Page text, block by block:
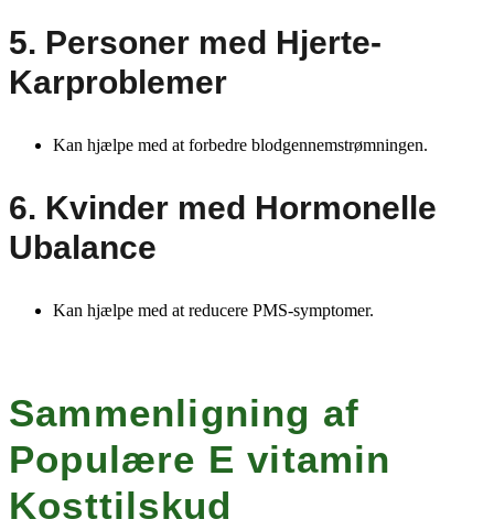
5. Personer med Hjerte-
Karproblemer
Kan hjælpe med at forbedre blodgennemstrømningen.
6. Kvinder med Hormonelle
Ubalance
Kan hjælpe med at reducere PMS-symptomer.
Sammenligning af
Populære E vitamin
Kosttilskud